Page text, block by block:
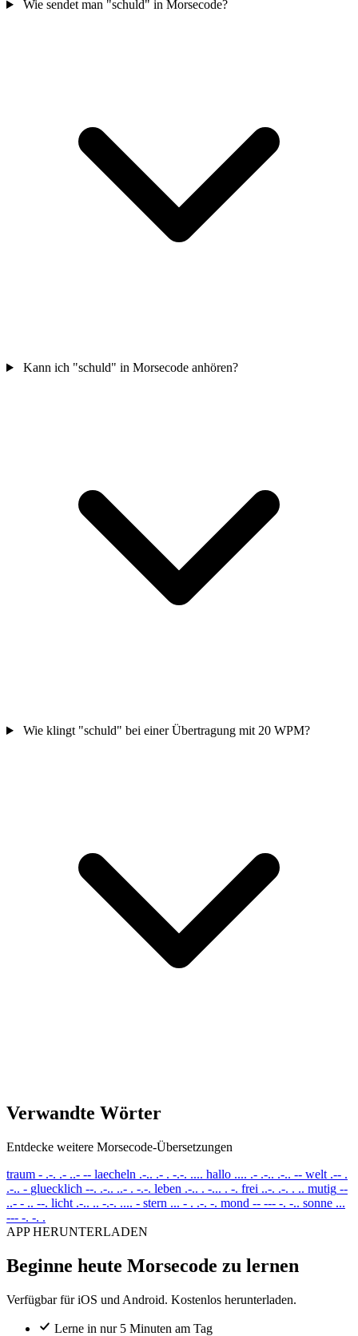
Wie sendet man "schuld" in Morsecode?
Kann ich "schuld" in Morsecode anhören?
Wie klingt "schuld" bei einer Übertragung mit 20 WPM?
Verwandte Wörter
Entdecke weitere Morsecode-Übersetzungen
traum - .-. .- ..- -- laecheln .-.. .- . -.-. .... hallo .... .- .-.. .-.. -- welt .-- .
.-.. - gluecklich --. .-.. ..- . -.-. leben .-.. . -... . -. frei ..-. .-. . .. mutig --
..- - .. --. licht .-.. .. -.-. .... - stern ... - . .-. -. mond -- --- -. -.. sonne ...
--- -. -. .
APP HERUNTERLADEN
Beginne heute Morsecode zu lernen
Verfügbar für iOS und Android. Kostenlos herunterladen.
Lerne in nur 5 Minuten am Tag